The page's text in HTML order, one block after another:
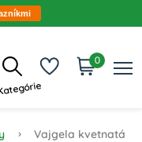
0
Vajgela kvetnatá